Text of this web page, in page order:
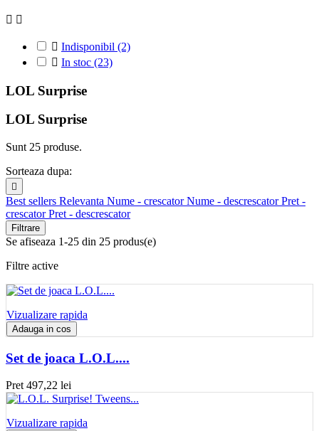
 
 Indisponibil (2)
 In stoc (23)
LOL Surprise
LOL Surprise
Sunt 25 produse.
Sorteaza dupa:

Best sellers Relevanta Nume - crescatorNume - descrescatorPret -
crescatorPret - descrescator
Filtrare
Se afiseaza 1-25 din 25 produs(e)
Filtre active
Vizualizare rapida
Adauga in cos
Set de joaca L.O.L....
Pret 497,22 lei
Vizualizare rapida